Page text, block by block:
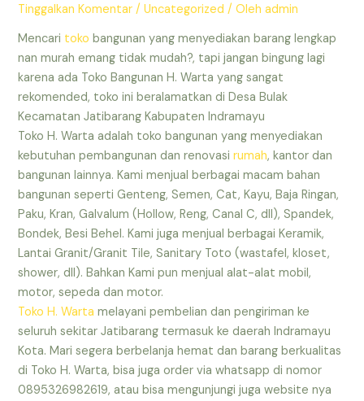
Tinggalkan Komentar /Uncategorized / Olehadmin
Mencari toko bangunan yang menyediakan barang lengkap
nan murah emang tidak mudah?, tapi jangan bingung lagi
karena ada Toko Bangunan H. Warta yang sangat
rekomended, toko ini beralamatkan di Desa Bulak
Kecamatan Jatibarang Kabupaten Indramayu
Toko H. Warta adalah toko bangunan yang menyediakan
kebutuhan pembangunan dan renovasirumah, kantor dan
bangunan lainnya. Kami menjual berbagai macam bahan
bangunan seperti Genteng, Semen, Cat, Kayu, Baja Ringan,
Paku, Kran, Galvalum (Hollow, Reng, Canal C, dll), Spandek,
Bondek, Besi Behel. Kami juga menjual berbagai Keramik,
Lantai Granit/Granit Tile, Sanitary Toto (wastafel, kloset,
shower, dll). Bahkan Kami pun menjual alat-alat mobil,
motor, sepeda dan motor.
Toko H. Warta melayani pembelian dan pengiriman ke
seluruh sekitar Jatibarang termasuk ke daerah Indramayu
Kota. Mari segera berbelanja hemat dan barang berkualitas
di Toko H. Warta, bisa juga order via whatsapp di nomor
0895326982619, atau bisa mengunjungi juga website nya